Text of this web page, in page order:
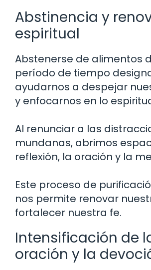
Abstinencia y
espiritual
Abstenerse de alimentos
período de tiempo
ayudarnos a despejar
y enfocarnos en lo
Al renunciar a las
mundanas, abrimos
reflexión, la oración y la
Este proceso de
nos permite renovar
fortalecer nuestra fe.
Intensificación de
oración y la